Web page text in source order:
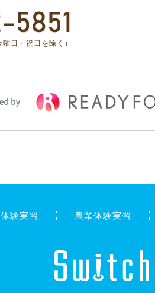
日・祝日を除く）
験実習 農業体験実習